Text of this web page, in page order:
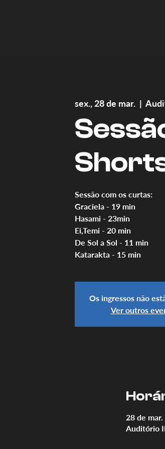
sex., 28 de mar.
  |
Sessão com os curtas:
Graciela - 19 min
Hasami - 23min
Ei,Temi - 20 min
De Sol a Sol - 11 min
Katarakta - 15 min
Os ingressos não
Ver outros
28 de
Auditório